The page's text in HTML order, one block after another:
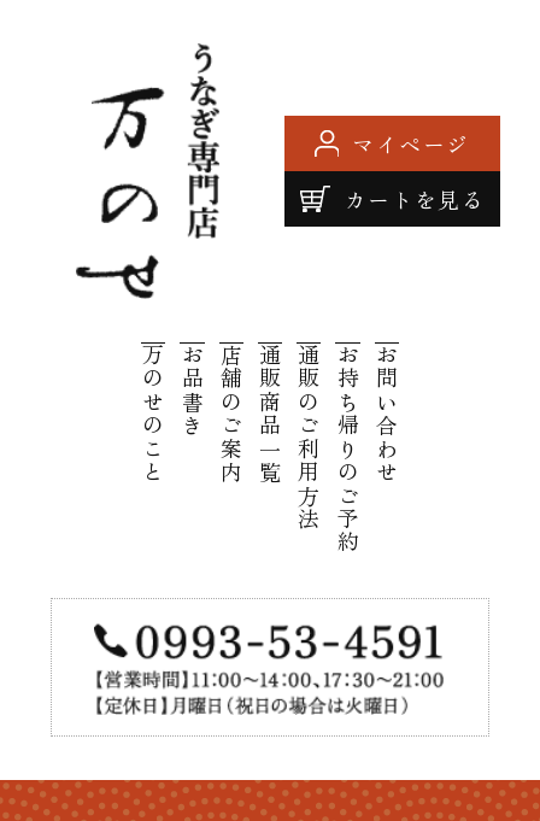
鹿児島
うなぎ
専門店
万のせ |
料理の
通販、
お持ち
帰り
万のせのこと お品書き店舗のご案内通販商品一覧通販のご利用方法お持ち帰りのご予約お問い合わせ
マイページ
カートを見る